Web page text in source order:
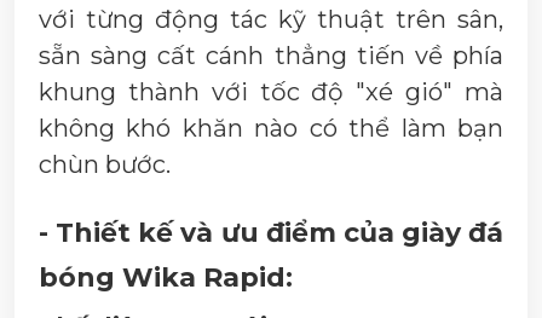
với từng động tác kỹ thuật trên sân,
sẵn sàng cất cánh thẳng tiến về phía
khung thành với tốc độ "xé gió" mà
không khó khăn nào có thể làm bạn
chùn bước.
- Thiết kế và ưu điểm của giày đá
bóng Wika Rapid: